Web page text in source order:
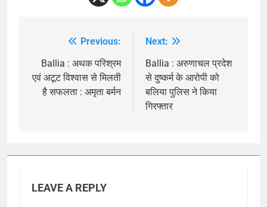
navigation
Previous:
Ballia : अथक परिश्रम
एवं अटूट विश्वास से मिलती
है सफलता : अमृता बर्मन
Next:
Ballia : अरुणाचल प्रदेश
से दुष्कर्म के आरोपी को
बलिया पुलिस ने किया
गिरफ्तार
LEAVE A REPLY